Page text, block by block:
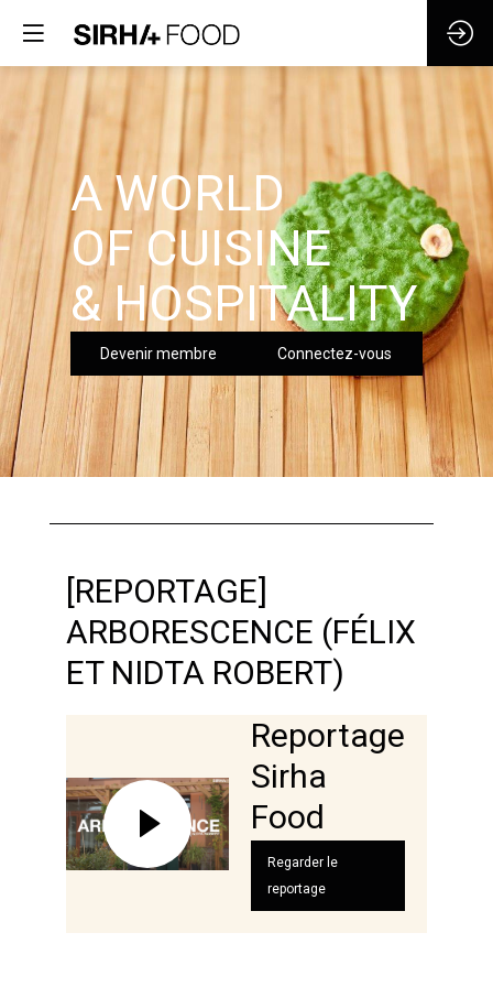
A WORLD
OF CUISINE
& HOSPITALITY
Devenir membre Connectez-vous
[REPORTAGE]
ARBORESCENCE (FÉLIX
ET NIDTA ROBERT)
Reportage
Sirha
Food
Regarder le
reportage